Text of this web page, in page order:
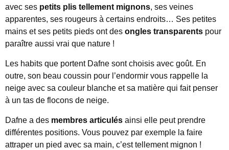
avec ses petits plis tellement mignons, ses veines
apparentes, ses rougeurs à certains endroits… Ses petites
mains et ses petits pieds ont des ongles transparents pour
paraître aussi vrai que nature !
Les habits que portent Dafne sont choisis avec goût. En
outre, son beau coussin pour l’endormir vous rappelle la
neige avec sa couleur blanche et sa matière qui fait penser
à un tas de flocons de neige.
Dafne a des membres articulés ainsi elle peut prendre
différentes positions. Vous pouvez par exemple la faire
attraper un pied avec sa main, c’est tellement mignon !